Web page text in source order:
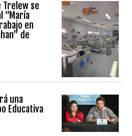
Trelew se
“María
en
de
una
Educativa